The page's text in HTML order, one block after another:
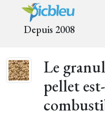
Depuis 2008
Le
pellet